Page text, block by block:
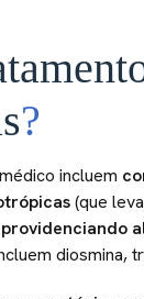
?
incluem
(que
providenciando
diosmina,